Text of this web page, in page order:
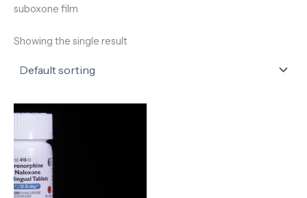
suboxone film
Showing the single result